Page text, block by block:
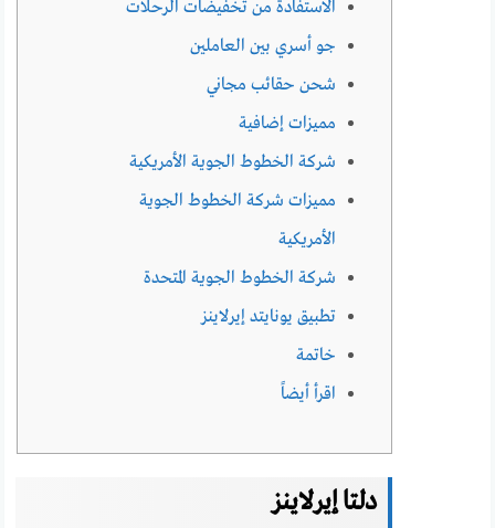
الاستفادة من تخفيضات الرحلات
جو أسري بين العاملين
شحن حقائب مجاني
مميزات إضافية
شركة الخطوط الجوية الأمريكية
مميزات شركة الخطوط الجوية
الأمريكية
شركة الخطوط الجوية المتحدة
تطبيق يونايتد إيرلاينز
خاتمة
اقرأ أيضاً
دلتا إيرلاينز